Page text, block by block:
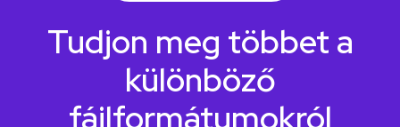
Tudjon meg többet a
különböző
fájlformátumokról